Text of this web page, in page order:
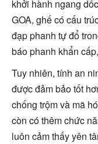
khởi hành ngang
GOA, ghế có cấu
đạp phanh tự đổ
báo phanh khẩn
Tuy nhiên, tính an
được đảm bảo tốt
chống trộm và mã
còn có thêm chức
luôn cảm thấy yên